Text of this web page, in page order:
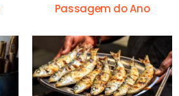
Passagem do Ano